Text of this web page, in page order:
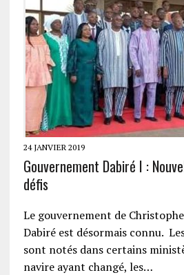
24 JANVIER 2019
Gouvernement Dabiré I :
défis
Le gouvernement de
Dabiré est désormais connu.
sont notés dans certains
navire ayant changé, les…